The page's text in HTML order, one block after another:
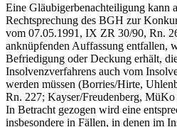
Eine Gläubigerbenachteiligung kann
Rechtsprechung des BGH zur
vom 07.05.1991, IX ZR 30/90, Rn.
anknüpfenden Auffassung entfallen,
Befriedigung oder Deckung erhält,
Insolvenzverfahrens auch vom
werden müssen (Borries/Hirte,
Rn. 227; Kayser/Freudenberg,
In Betracht gezogen wird eine
insbesondere in Fällen, in denen im